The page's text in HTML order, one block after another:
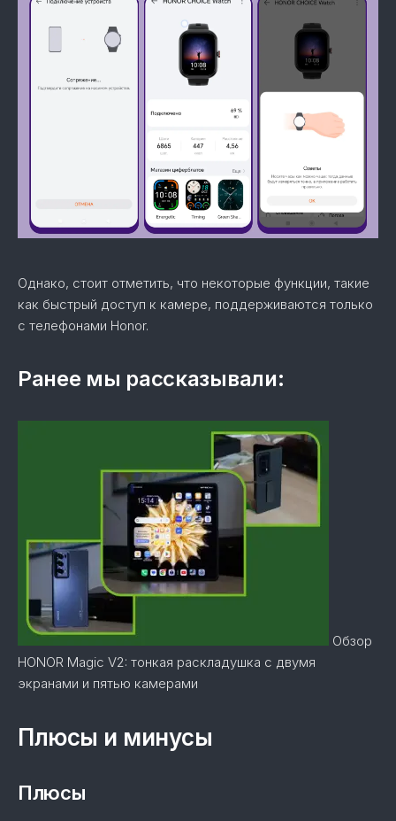
Однако, стоит отметить, что некоторые функции, такие
как быстрый доступ к камере, поддерживаются только
с телефонами Honor.
Ранее мы рассказывали:
Обзор
HONOR Magic V2: тонкая раскладушка с двумя
экранами и пятью камерами
Плюсы и минусы
Плюсы